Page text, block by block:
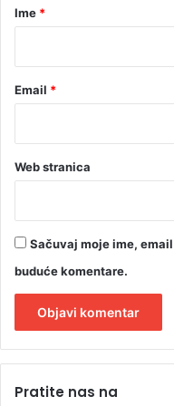
a
o
e
d
ž
e
n
rIme *
Email *
Web stranica
Sačuvaj moje ime,
buduće komentare.
tPratite nas na